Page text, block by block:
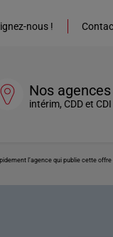
nous !
Nos agences
intérim, CDD et CDI
l’agence qui publie cette